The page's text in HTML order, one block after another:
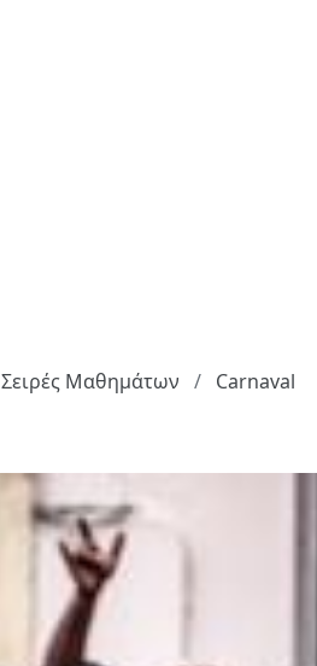
Σειρές Μαθημάτων Carnaval